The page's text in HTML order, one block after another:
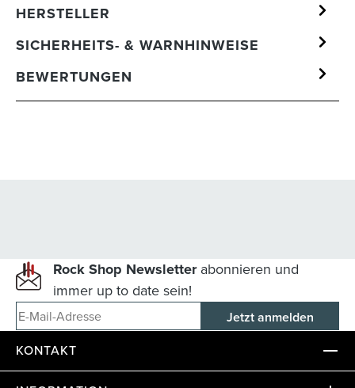
HERSTELLER
SICHERHEITS- & WARNHINWEISE
BEWERTUNGEN
Rock Shop Newsletterabonnieren und
immer up to date sein!
E-Mail-Adresse
KONTAKT